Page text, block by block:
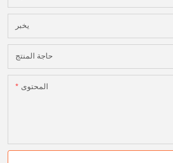
يخبر
حاجة المنتج
المحتوى